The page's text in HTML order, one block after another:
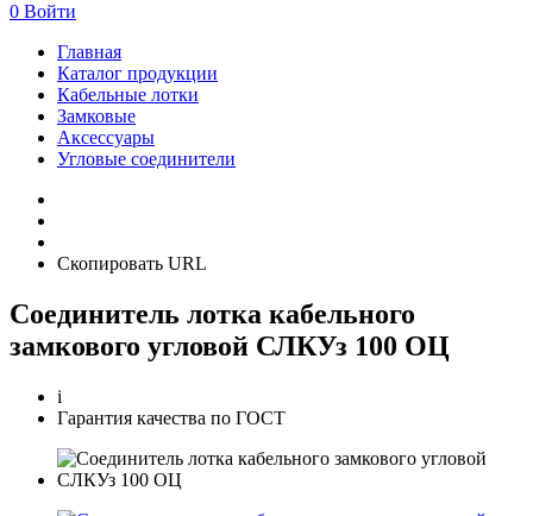
0 Войти
Главная
Каталог продукции
Кабельные лотки
Замковые
Аксессуары
Угловые соединители
Скопировать URL
Соединитель лотка кабельного
замкового угловой СЛКУз 100 ОЦ
i
Гарантия качества по ГОСТ